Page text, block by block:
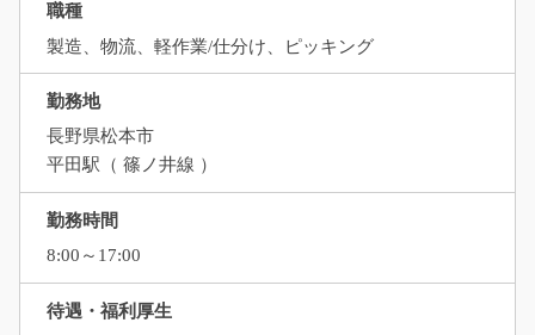
職種
製造、物流、軽作業/仕分け、ピッキング
勤務地
長野県松本市
平田駅（ 篠ノ井線 ）
勤務時間
8:00～17:00
待遇・福利厚生